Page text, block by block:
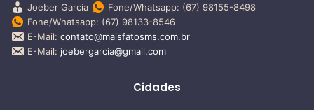
Joeber Garcia
Fone/Whatsapp: (67) 98155-8498
Fone/Whatsapp: (67) 98133-8546
E-Mail: contato@maisfatosms.com.br
E-Mail: joebergarcia@gmail.com
Cidades